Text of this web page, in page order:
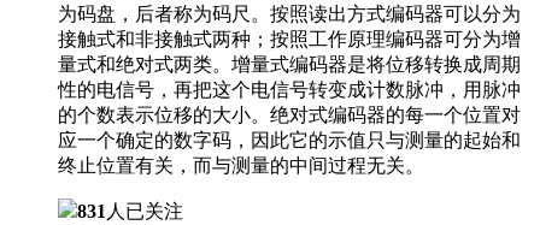
为码盘，后者称为码尺。按照读出方式编码器可以分为
接触式和非接触式两种；按照工作原理编码器可分为增
量式和绝对式两类。增量式编码器是将位移转换成周期
性的电信号，再把这个电信号转变成计数脉冲，用脉冲
的个数表示位移的大小。绝对式编码器的每一个位置对
应一个确定的数字码，因此它的示值只与测量的起始和
终止位置有关，而与测量的中间过程无关。
831 人已关注